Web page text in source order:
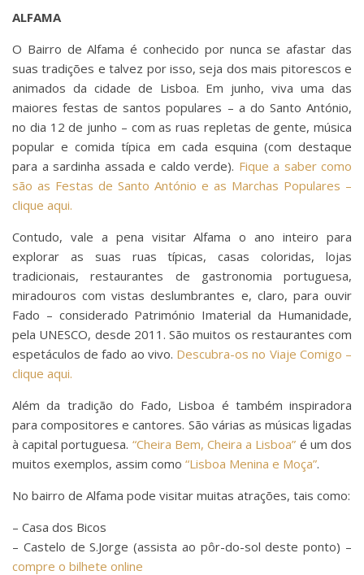
ALFAMA
O Bairro de Alfama é conhecido por nunca se afastar das
suas tradições e talvez por isso, seja dos mais pitorescos e
animados da cidade de Lisboa. Em junho, viva uma das
maiores festas de santos populares – a do Santo António,
no dia 12 de junho – com as ruas repletas de gente, música
popular e comida típica em cada esquina (com destaque
para a sardinha assada e caldo verde). Fique a saber como
são as Festas de Santo António e as Marchas Populares –
clique aqui.
Contudo, vale a pena visitar Alfama o ano inteiro para
explorar as suas ruas típicas, casas coloridas, lojas
tradicionais, restaurantes de gastronomia portuguesa,
miradouros com vistas deslumbrantes e, claro, para ouvir
Fado – considerado Património Imaterial da Humanidade,
pela UNESCO, desde 2011. São muitos os restaurantes com
espetáculos de fado ao vivo. Descubra-os no Viaje Comigo –
clique aqui.
Além da tradição do Fado, Lisboa é também inspiradora
para compositores e cantores. São várias as músicas ligadas
à capital portuguesa. “Cheira Bem, Cheira a Lisboa” é um dos
muitos exemplos, assim como “Lisboa Menina e Moça”.
No bairro de Alfama pode visitar muitas atrações, tais como:
– Casa dos Bicos
– Castelo de S.Jorge (assista ao pôr-do-sol deste ponto) –
compre o bilhete online